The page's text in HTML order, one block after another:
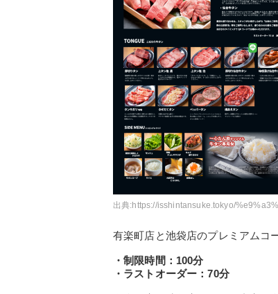
出典:https://isshintansuke.tokyo/
有楽町店と池袋店のプレミアムコ
・制限時間：100分
・ラストオーダー：70分